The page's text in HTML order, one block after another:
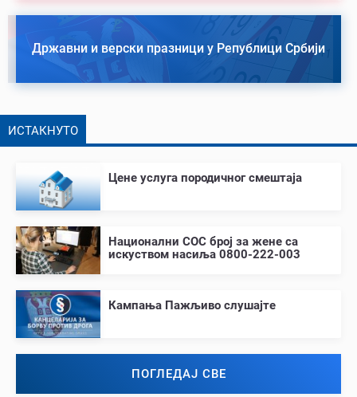
Државни и верски празници у Републици Србији
ИСТАКНУТО
Цене услуга породичног смештаја
Национални СОС број за жене са
искуством насиља 0800-222-003
Кампања Пажљиво слушајте
ПОГЛЕДАЈ СВЕ